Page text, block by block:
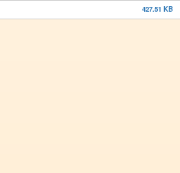
427.51 KB